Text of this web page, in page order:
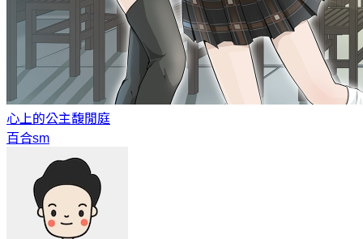
心上的公主馥閒庭
百合sm